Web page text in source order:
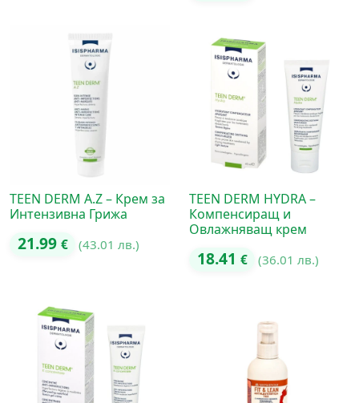
TEEN DERM A.Z – Крем за
Интензивна Грижа
21.99 € (43.01 лв.)
TEEN DERM HYDRA –
Компенсиращ и
Овлажняващ крем
18.41 € (36.01 лв.)